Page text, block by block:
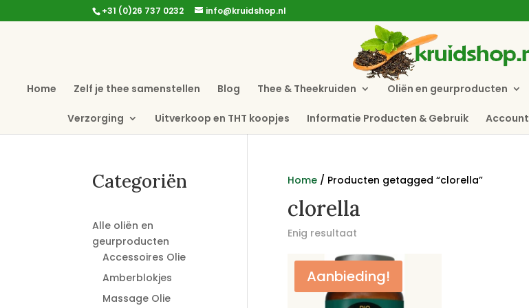
+31 (0)26 737 0232 info@kruidshop.nl
Home Zelf je thee samenstellen Blog Thee & Theekruiden Oliën en geurproducten
Verzorging Uitverkoop en THT koopjes Informatie Producten & Gebruik Account
Home/ Producten getagged “clorella”
clorella
Enig resultaat
Aanbieding!
Categoriën
Alle oliën en
geurproducten
Accessoires Olie
Amberblokjes
Massage Olie